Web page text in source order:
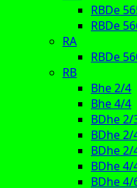
RBDe
RBDe
RA
RBDe
RB
Bhe 2/4
Bhe 4/4
BDhe 2/
BDhe 2/
BDhe 2/
BDhe 4/
BDhe 4/